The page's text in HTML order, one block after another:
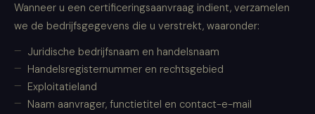
Wanneer u een certificeringsaanvraag indient, verzamelen
we de bedrijfsgegevens die u verstrekt, waaronder:
Juridische bedrijfsnaam en handelsnaam
Handelsregisternummer en rechtsgebied
Exploitatieland
Naam aanvrager, functietitel en contact-e-mail